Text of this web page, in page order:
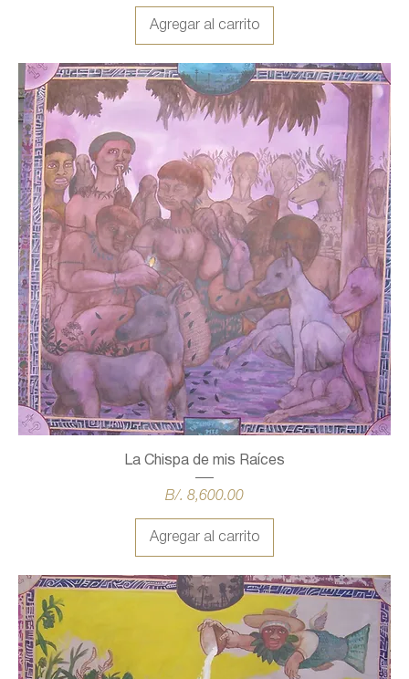
Agregar al carrito
La Chispa de mis Raíces
Precio
B/. 8,600.00
Agregar al carrito